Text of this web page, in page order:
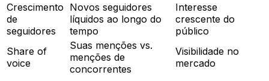
Crescimento
de
seguidores
Novos seguidores
líquidos ao longo do
tempo
Interesse
crescente do
público
Share of
voice
Suas menções vs.
menções de
concorrentes
Visibilidade no
mercado